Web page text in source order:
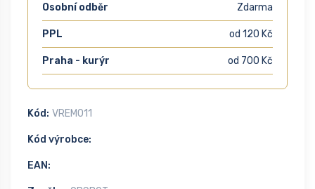
Osobní odběr Zdarma
PPL od 120 Kč
Praha - kurýr od 700 Kč
Kód: VREM011
Kód výrobce:
EAN: